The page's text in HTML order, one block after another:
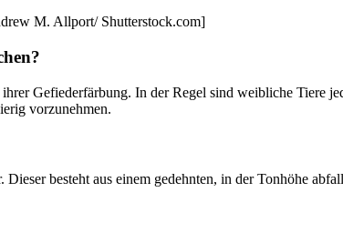
M. Allport/ Shutterstock.com]
Gefiederfärbung. In der Regel sind weibliche Tiere
vorzunehmen.
besteht aus einem gedehnten, in der Tonhöhe